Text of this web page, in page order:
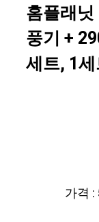
홈플래
풍기 +
세트, 1
가격 :